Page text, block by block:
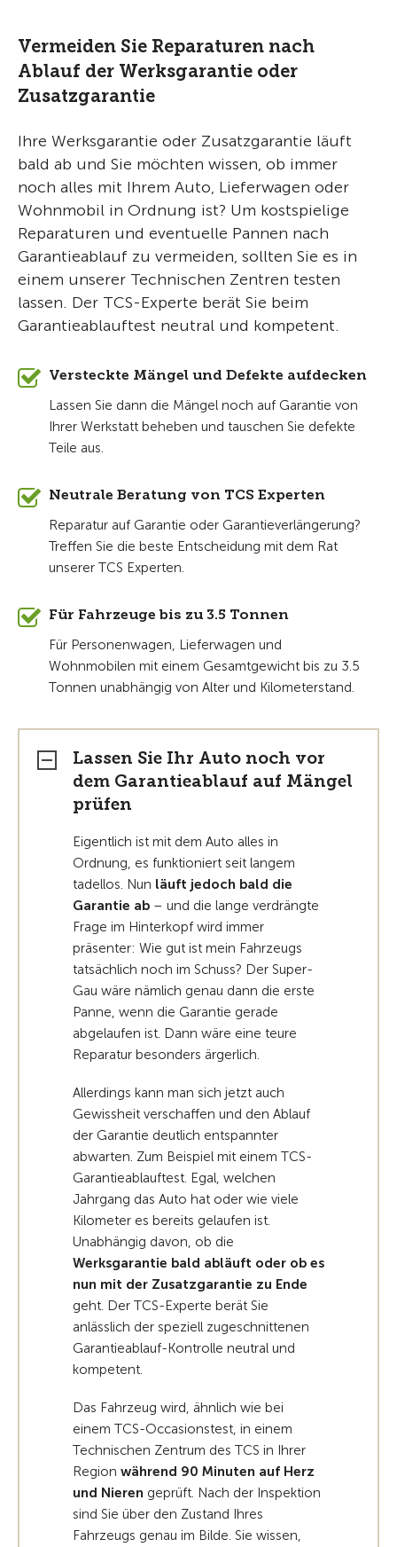
Vermeiden Sie Reparaturen nach
Ablauf der Werksgarantie oder
Zusatzgarantie
Ihre Werksgarantie oder Zusatzgarantie läuft
bald ab und Sie möchten wissen, ob immer
noch alles mit Ihrem Auto, Lieferwagen oder
Wohnmobil in Ordnung ist? Um kostspielige
Reparaturen und eventuelle Pannen nach
Garantieablauf zu vermeiden, sollten Sie es in
einem unserer Technischen Zentren testen
lassen. Der TCS-Experte berät Sie beim
Garantieablauftest neutral und kompetent.
Versteckte Mängel und Defekte aufdecken
Lassen Sie dann die Mängel noch auf Garantie von
Ihrer Werkstatt beheben und tauschen Sie defekte
Teile aus.
Neutrale Beratung von TCS Experten
Reparatur auf Garantie oder Garantieverlängerung?
Treffen Sie die beste Entscheidung mit dem Rat
unserer TCS Experten.
Für Fahrzeuge bis zu 3.5 Tonnen
Für Personenwagen, Lieferwagen und
Wohnmobilen mit einem Gesamtgewicht bis zu 3.5
Tonnen unabhängig von Alter und Kilometerstand.
Lassen Sie Ihr Auto noch vor
dem Garantieablauf auf Mängel
prüfen
Eigentlich ist mit dem Auto alles in
Ordnung, es funktioniert seit langem
tadellos. Nun läuft jedoch bald die
Garantie ab – und die lange verdrängte
Frage im Hinterkopf wird immer
präsenter: Wie gut ist mein Fahrzeugs
tatsächlich noch im Schuss? Der Super-
Gau wäre nämlich genau dann die erste
Panne, wenn die Garantie gerade
abgelaufen ist. Dann wäre eine teure
Reparatur besonders ärgerlich.
Allerdings kann man sich jetzt auch
Gewissheit verschaffen und den Ablauf
der Garantie deutlich entspannter
abwarten. Zum Beispiel mit einem TCS-
Garantieablauftest. Egal, welchen
Jahrgang das Auto hat oder wie viele
Kilometer es bereits gelaufen ist.
Unabhängig davon, ob die
Werksgarantie bald abläuft oder ob es
nun mit der Zusatzgarantie zu Ende
geht. Der TCS-Experte berät Sie
anlässlich der speziell zugeschnittenen
Garantieablauf-Kontrolle neutral und
kompetent.
Das Fahrzeug wird, ähnlich wie bei
einem TCS-Occasionstest, in einem
Technischen Zentrum des TCS in Ihrer
Region während 90 Minuten auf Herz
und Nieren geprüft. Nach der Inspektion
sind Sie über den Zustand Ihres
Fahrzeugs genau im Bilde. Sie wissen,